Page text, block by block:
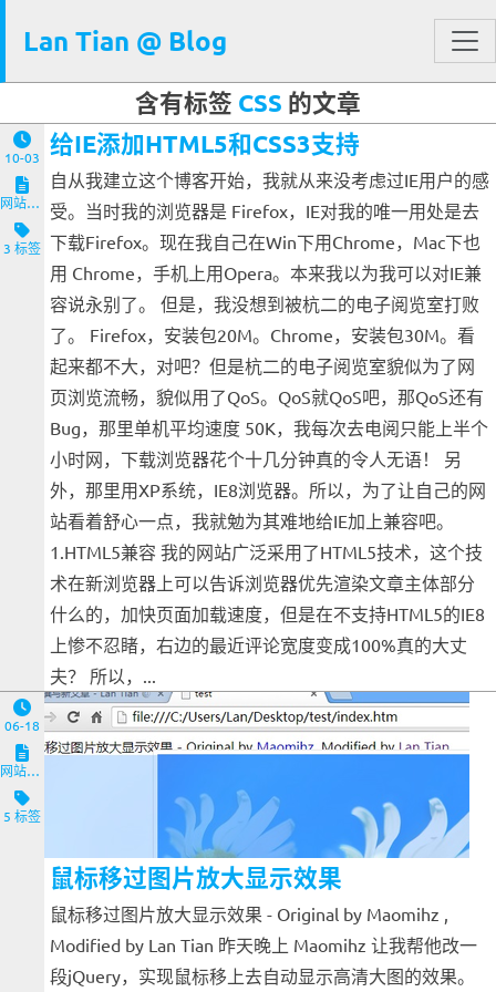
Lan Tian @ Blog
含有标签 CSS 的文章
10-03
网站与服务端
3 标签
给IE添加HTML5和CSS3支持
自从我建立这个博客开始，我就从来没考虑过IE用户的感
受。当时我的浏览器是 Firefox，IE对我的唯一用处是去
下载Firefox。现在我自己在Win下用Chrome，Mac下也
用 Chrome，手机上用Opera。本来我以为我可以对IE兼
容说永别了。 但是，我没想到被杭二的电子阅览室打败
了。 Firefox，安装包20M。Chrome，安装包30M。看
起来都不大，对吧？但是杭二的电子阅览室貌似为了网
页浏览流畅，貌似用了QoS。QoS就QoS吧，那QoS还有
Bug，那里单机平均速度 50K，我每次去电阅只能上半个
小时网，下载浏览器花个十几分钟真的令人无语！ 另
外，那里用XP系统，IE8浏览器。所以，为了让自己的网
站看着舒心一点，我就勉为其难地给IE加上兼容吧。
1.HTML5兼容 我的网站广泛采用了HTML5技术，这个技
术在新浏览器上可以告诉浏览器优先渲染文章主体部分
什么的，加快页面加载速度，但是在不支持HTML5的IE8
上惨不忍睹，右边的最近评论宽度变成100%真的大丈
夫？ 所以，...
06-18
网站与服务端
5 标签
鼠标移过图片放大显示效果
鼠标移过图片放大显示效果 - Original by Maomihz ,
Modified by Lan Tian 昨天晚上 Maomihz 让我帮他改一
段jQuery，实现鼠标移上去自动显示高清大图的效果。